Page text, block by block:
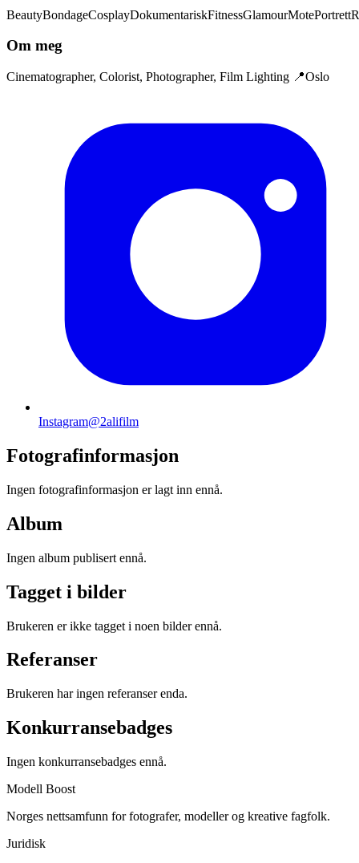
BeautyBondageCosplayDokumentariskFitnessGlamourMotePortrett
Om meg
Cinematographer, Colorist, Photographer, Film Lighting 📍Oslo
Instagram@2alifilm
Fotografinformasjon
Ingen fotografinformasjon er lagt inn ennå.
Album
Ingen album publisert ennå.
Tagget i bilder
Brukeren er ikke tagget i noen bilder ennå.
Referanser
Brukeren har ingen referanser enda.
Konkurransebadges
Ingen konkurransebadges ennå.
Modell Boost
Norges nettsamfunn for fotografer, modeller og kreative fagfolk.
Juridisk